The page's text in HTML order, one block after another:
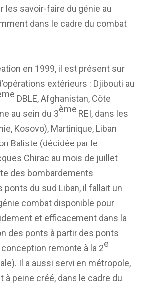
les savoir-faire du génie au
dans le cadre du combat
en 1999, il est présent sur
extérieurs : Djibouti au
DBLE, Afghanistan, Côte
au sein du 3ème REI, dans les
Kosovo), Martinique, Liban
Baliste (décidée par le
Chirac au mois de juillet
des bombardements
ponts du sud Liban, il fallait un
combat disponible pour
et efficacement dans la
des ponts à partir des ponts
conception remonte à la 2e
Il a aussi servi en métropole,
à peine créé, dans le cadre du